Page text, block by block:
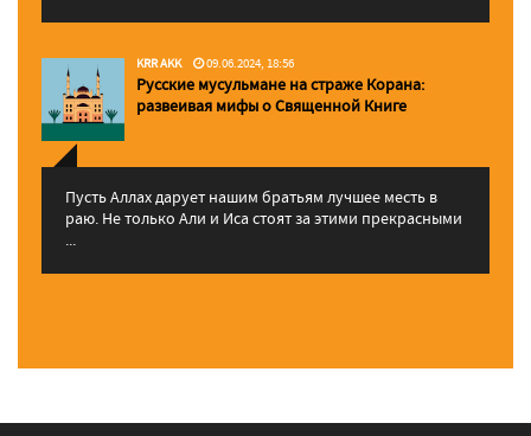
KRR AKK 09.06.2024, 18:56
Русские мусульмане на страже Корана:
pазвеивая мифы о Священной Книге
Пусть Аллах дарует нашим братьям лучшее месть в
раю. Не только Али и Иса стоят за этими прекрасными
...